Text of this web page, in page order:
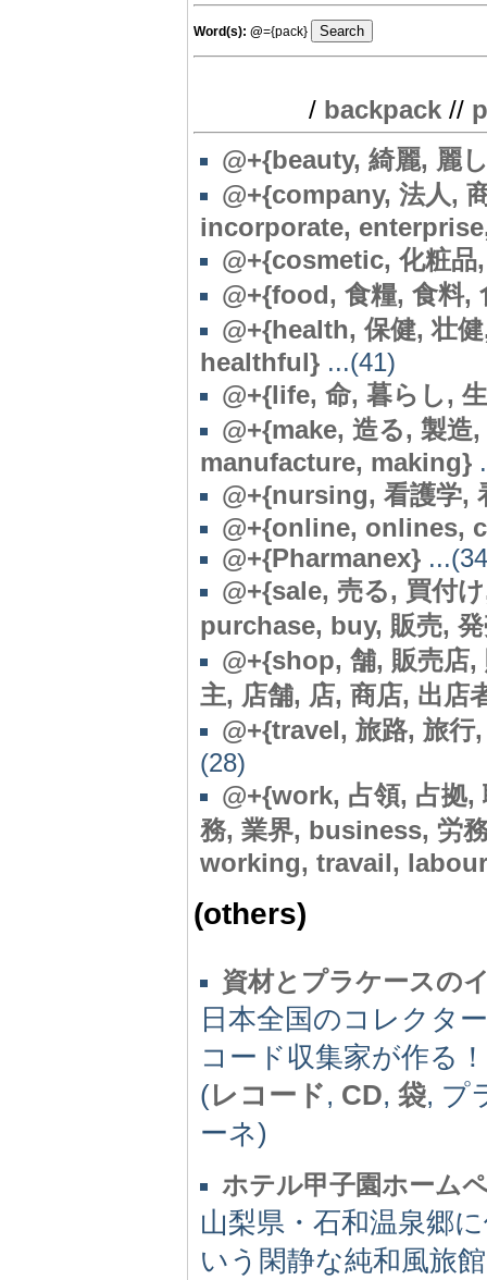
Word(s): @={pack}
/ backpack //
@+{beauty, 綺麗, 麗
@+{company, 法人,
incorporate,
@+{cosmetic, 化粧
@+{food, 食糧, 食料,
@+{health, 保健, 壮
healthful} ...(41)
@+{life, 命, 暮らし,
@+{make, 造る, 製造
manufacture, making}
@+{nursing, 看護学,
@+{online, onlines,
@+{Pharmanex}
@+{sale, 売る, 買付
purchase, buy, 販売,
@+{shop, 舗, 販売店,
主, 店舗, 店, 商店, 出
@+{travel, 旅路, 旅
(28)
@+{work, 占領, 占拠
務, 業界, business, 労
working, travail,
(others)
資材とプラケースの
日本全国のコレクタ
コード収集家が作る
(レコード, CD, 袋, プ
ーネ)
ホテル甲子園ホーム
山梨県・石和温泉郷
いう閑静な純和風旅